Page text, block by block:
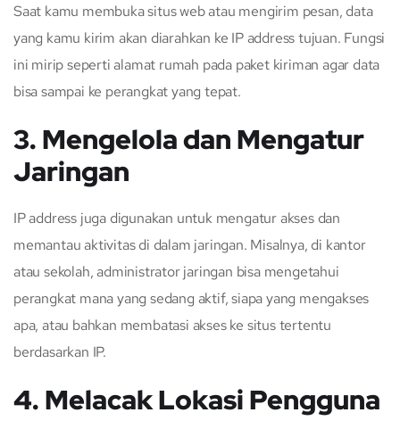
Saat kamu membuka situs web atau mengirim pesan, data
yang kamu kirim akan diarahkan ke IP address tujuan. Fungsi
ini mirip seperti alamat rumah pada paket kiriman agar data
bisa sampai ke perangkat yang tepat.
3. Mengelola dan Mengatur
Jaringan
IP address juga digunakan untuk mengatur akses dan
memantau aktivitas di dalam jaringan. Misalnya, di kantor
atau sekolah, administrator jaringan bisa mengetahui
perangkat mana yang sedang aktif, siapa yang mengakses
apa, atau bahkan membatasi akses ke situs tertentu
berdasarkan IP.
4. Melacak Lokasi Pengguna